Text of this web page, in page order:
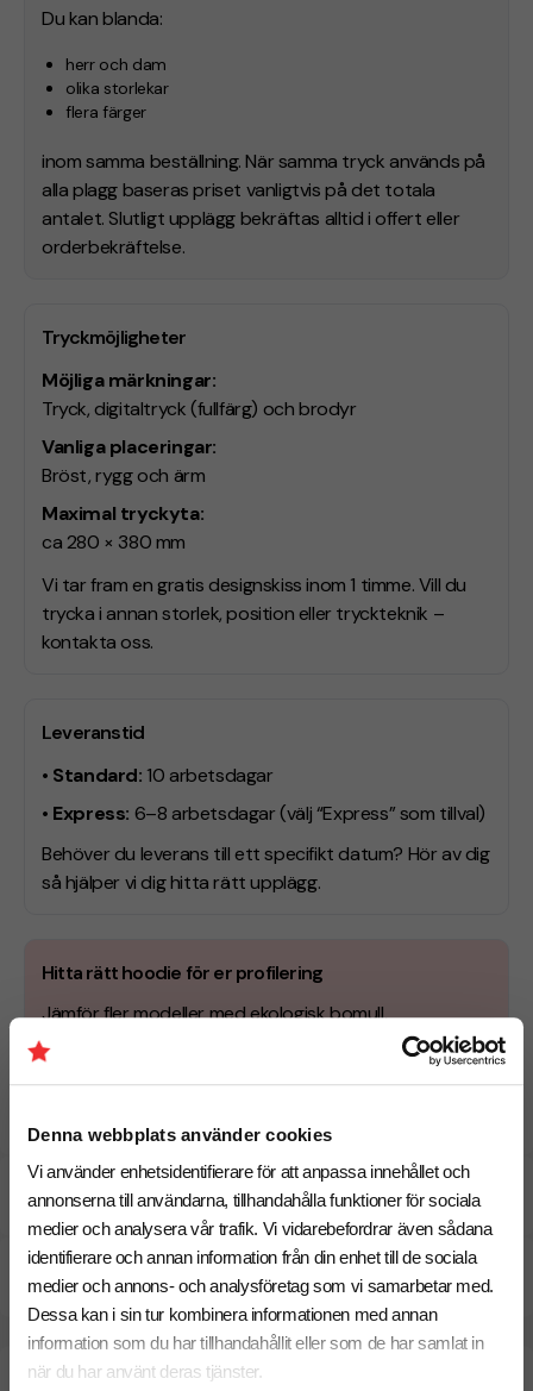
Denna webbplats använder cookies
Vi använder enhetsidentifierare för att anpassa innehållet och
annonserna till användarna, tillhandahålla funktioner för sociala
medier och analysera vår trafik. Vi vidarebefordrar även sådana
identifierare och annan information från din enhet till de sociala
medier och annons- och analysföretag som vi samarbetar med.
Dessa kan i sin tur kombinera informationen med annan
information som du har tillhandahållit eller som de har samlat in
när du har använt deras tjänster.
Du kan blanda:
herr och dam
olika storlekar
flera färger
inom samma beställning. När samma tryck används på
alla plagg baseras priset vanligtvis på det totala
antalet. Slutligt upplägg bekräftas alltid i offert eller
orderbekräftelse.
Tryckmöjligheter
Möjliga märkningar:
Tryck, digitaltryck (fullfärg) och brodyr
Vanliga placeringar:
Bröst, rygg och ärm
Maximal tryckyta:
ca 280 × 380 mm
Vi tar fram en gratis designskiss inom 1 timme. Vill du
trycka i annan storlek, position eller tryckteknik –
kontakta oss.
Leveranstid
• Standard: 10 arbetsdagar
• Express: 6–8 arbetsdagar(välj “Express” som tillval)
Behöver du leverans till ett specifikt datum? Hör av dig
så hjälper vi dig hitta rätt upplägg.
Hitta rätt hoodie för er profilering
Jämför fler modeller med ekologisk bomull,
premiumkänsla, och olika passformer. Se fler
hoddies med tryck
Specifikationer
Pristabell
24 Augusti Beräknad leveranstid: